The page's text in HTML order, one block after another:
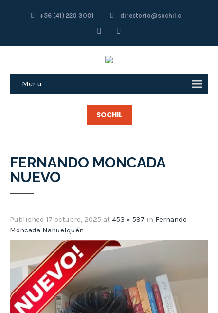
+56 (41) 220 3001 directorio@sochil.cl
Menu
SOCHIL
FERNANDO MONCADA
NUEVO
Published 17 octubre, 2025 at 453 × 597 in Fernando
Moncada Nahuelquén